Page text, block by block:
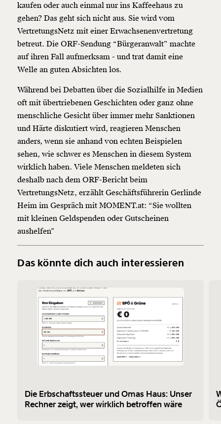
kaufen oder auch einmal nur ins Kaffeehaus zu
gehen? Das geht sich nicht aus. Sie wird vom
VertretungsNetz mit einer Erwachsenenvertretung
betreut. Die ORF-Sendung “Bürgeranwalt” machte
auf ihren Fall aufmerksam - und trat damit eine
Welle an guten Absichten los.
Während bei Debatten über die Sozialhilfe in Medien
oft mit übertriebenen Geschichten oder ganz ohne
menschliche Gesicht über immer mehr Sanktionen
und Härte diskutiert wird, reagieren Menschen
anders, wenn sie anhand von echten Beispielen
sehen, wie schwer es Menschen in diesem System
wirklich haben. Viele Menschen meldeten sich
deshalb nach dem ORF-Bericht beim
VertretungsNetz, erzählt Geschäftsführerin Gerlinde
Heim im Gespräch mit MOMENT.at: “Sie wollten
mit kleinen Geldspenden oder Gutscheinen
aushelfen”
Das könnte dich auch interessieren
Die Erbschaftssteuer und Omas Haus: Unser
Rechner zeigt, wer wirklich betroffen wäre